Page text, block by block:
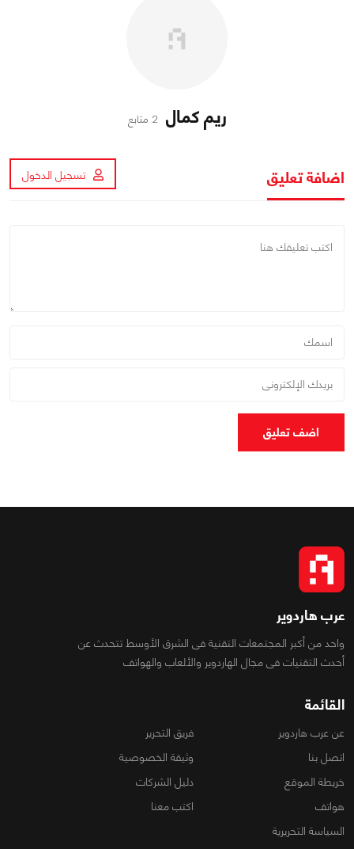
ريم كمال 2 متابع
اضافة تعليق تسجيل الدخول
اضف تعليق
عرب هاردوير
واحد من أكبر المجتمعات التقنية فى الشرق الأوسط تتحدث عن
أحدث التقنيات فى مجال الهاردوير والألعاب والهواتف
القائمة
عن عرب هاردوير
فريق التحرير
اتصل بنا
وثيقة الخصوصية
خريطة الموقع
دليل الشركات
هواتف
اكتب معنا
السياسة التحريرية